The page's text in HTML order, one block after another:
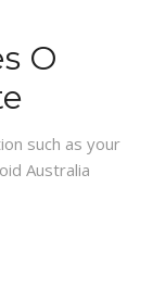
O
such as your
Australia